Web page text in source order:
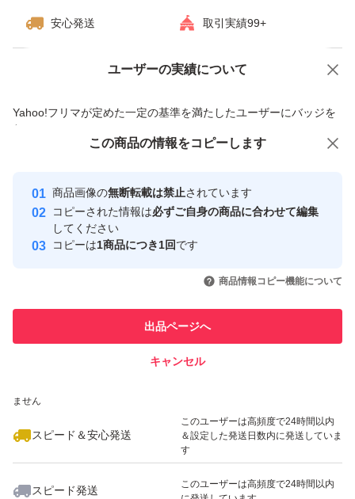
安心発送 取引実績99+
ユーザーの実績について
Yahoo!フリマが定めた一定の基準を満たしたユーザーにバッジを
付与しています
安心取引出品者
心・安全なユーザーです
取引実績
引を完了させた実績があります
での取引実績があります
ません
スピード＆安心発送
このユーザーは高頻度で24時間以内
＆設定した発送日数内に発送していま
す
スピード発送
このユーザーは高頻度で24時間以内
価格の相談 商品への質問
この商品の情報をコピーします
商品画像の無断転載は禁止されています
コピーされた情報は必ずご自身の商品に合わせて編集
してください
コピーは1商品につき1回です
商品情報コピー機能について
出品ページへ
キャンセル
この商品をみている人にオススメ